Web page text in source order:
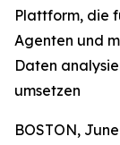
Plattform, die
Agenten und
Daten
umsetzen
BOSTON,